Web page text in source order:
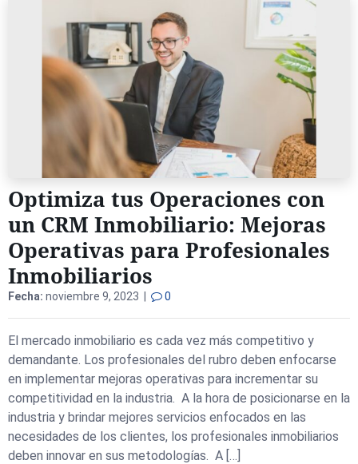
Optimiza tus Operaciones con
un CRM Inmobiliario: Mejoras
Operativas para Profesionales
Inmobiliarios
Fecha: noviembre 9, 2023 | 0
El mercado inmobiliario es cada vez más competitivo y
demandante. Los profesionales del rubro deben enfocarse
en implementar mejoras operativas para incrementar su
competitividad en la industria. A la hora de posicionarse en la
industria y brindar mejores servicios enfocados en las
necesidades de los clientes, los profesionales inmobiliarios
deben innovar en sus metodologías. A […]